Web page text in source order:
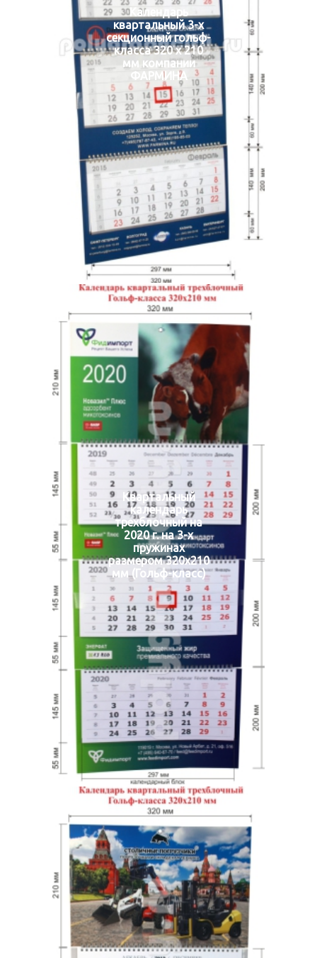
Календарь
квартальный 3-х
секционный гольф-
класса 320 х 210
мм компании
ФАРМИНА
Квартальный
календарь
трехблочный на
2020 г. на 3-х
пружинах
размером 320х210
мм (Гольф-класс)